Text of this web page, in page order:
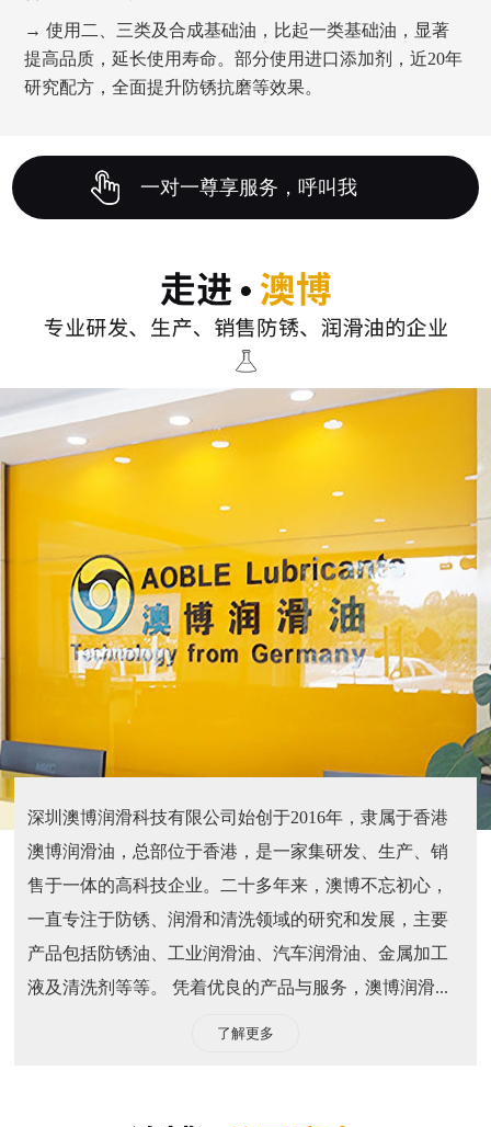
→ 使用二、三类及合成基础油，比起一类基础油，显著
提高品质，延长使用寿命。部分使用进口添加剂，近20年
研究配方，全面提升防锈抗磨等效果。
一对一尊享服务，呼叫我
深圳澳博润滑科技有限公司始创于2016年，隶属于香港
澳博润滑油，总部位于香港，是一家集研发、生产、销
售于一体的高科技企业。二十多年来，澳博不忘初心，
一直专注于防锈、润滑和清洗领域的研究和发展，主要
产品包括防锈油、工业润滑油、汽车润滑油、金属加工
液及清洗剂等等。 凭着优良的产品与服务，澳博润滑...
了解更多